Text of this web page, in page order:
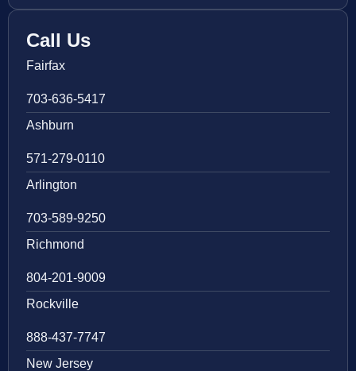
Call Us
Fairfax
703-636-5417
Ashburn
571-279-0110
Arlington
703-589-9250
Richmond
804-201-9009
Rockville
888-437-7747
New Jersey